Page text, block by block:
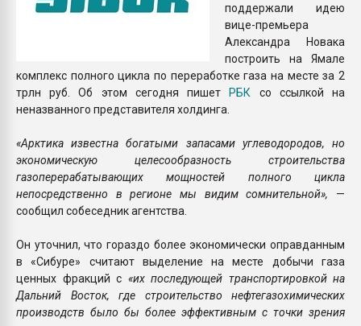
поддержали идею
вице-премьера
Александра Новака
построить на Ямале
комплекс полного цикла по переработке газа на месте за 2
трлн руб. Об этом сегодня пишетРБК со ссылкой на
неназванного представителя холдинга.
«Арктика известна богатыми запасами углеводородов, но
экономическую целесообразность строительства
газоперерабатывающих мощностей полного цикла
непосредственно в регионе мы видим сомнительной», —
сообщил собеседник агентства.
Он уточнил, что гораздо более экономически оправданным
в «Сибуре» считают выделение на месте добычи газа
ценных фракций с «их последующей транспортировкой на
Дальний Восток, где строительство нефтегазохимических
производств было бы более эффективным с точки зрения